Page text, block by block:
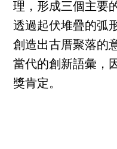
理，形成三個主要
透過起伏堆疊的弧
創造出古厝聚落的
當代的創新語彙，
獎肯定。